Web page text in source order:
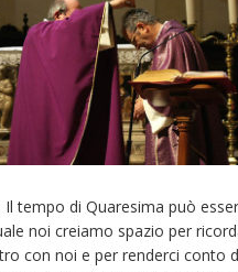
tempo di Quaresima può
noi creiamo spazio per
con noi e per renderci conto